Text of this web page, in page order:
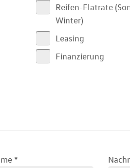
Reifen-Flatrate
Winter)
Leasing
Finanzierung
*